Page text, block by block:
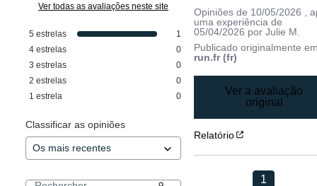
Ver todas as avaliações neste site
5 estrelas
1
4 estrelas
0
3 estrelas
0
2 estrelas
0
1 estrela 0
Classificar as opiniões
Opiniões de 10/05/2026
,
uma experiência de
05/04/2026 porJulie M.
Publicado originalmente
run.fr (fr)
Ver a avaliação
original
Relatório
1